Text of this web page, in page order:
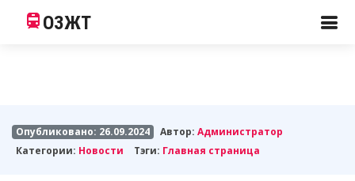
ОЗЖТ
Опубликовано: 26.09.2024 Автор:Администратор
Категории: Новости Тэги: Главная страница